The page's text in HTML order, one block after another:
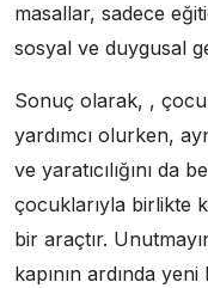
masallar, sadece
sosyal ve duygusal
Sonuç olarak, ,
yardımcı olurken,
ve yaratıcılığını da
çocuklarıyla birlikte
bir araçtır.
kapının ardında